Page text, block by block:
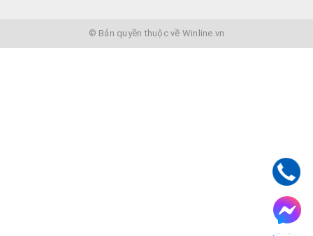
© Bản quyền thuộc về Winline.vn